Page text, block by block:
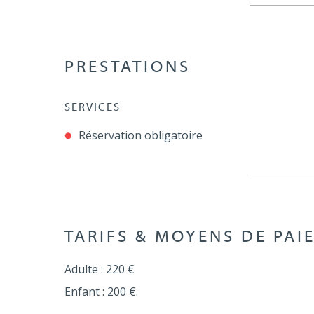
PRESTATIONS
SERVICES
Réservation obligatoire
TARIFS & MOYENS DE
Adulte : 220 €
Enfant : 200 €.